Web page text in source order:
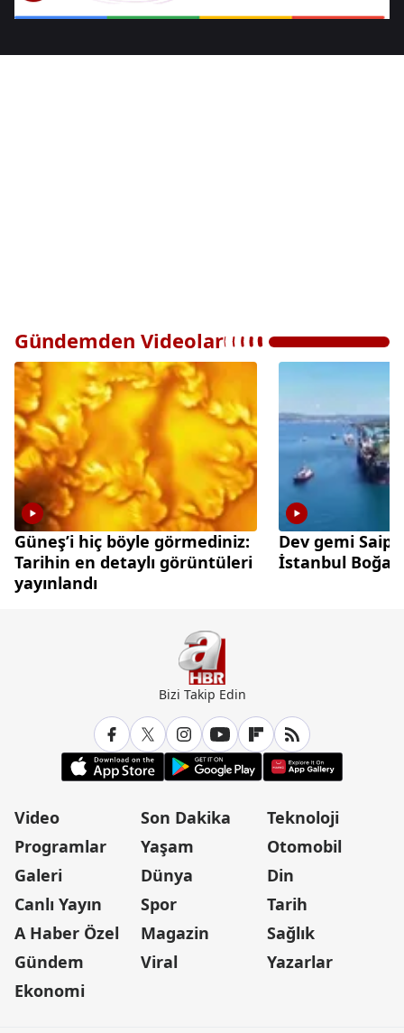
Gündemden Videolar
Güneş’i hiç böyle görmediniz:
Tarihin en detaylı görüntüleri
yayınlandı
Dev gemi
İstanbul
Bizi Takip Edin
Video
Programlar
Galeri
Canlı Yayın
A Haber Özel
Gündem
Ekonomi
Son Dakika
Yaşam
Dünya
Spor
Magazin
Viral
Teknoloji
Otomobil
Din
Tarih
Sağlık
Yazarlar